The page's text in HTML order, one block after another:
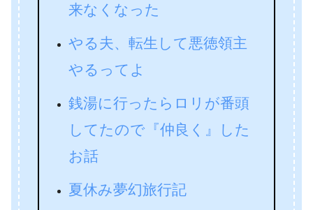
来なくなった
やる夫、転生して悪徳領主
やるってよ
銭湯に行ったらロリが番頭
してたので『仲良く』した
お話
夏休み夢幻旅行記